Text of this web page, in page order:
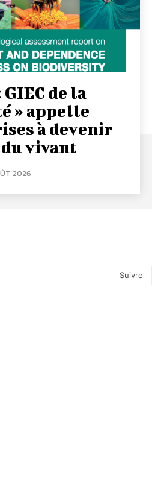
GIEC de la
» appelle
à devenir
vivant
2026
Suivre